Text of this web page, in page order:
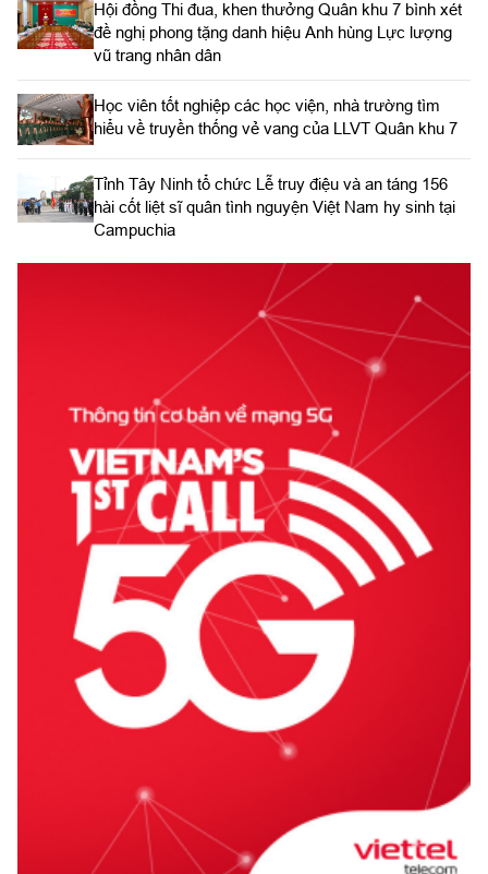
Hội đồng Thi đua, khen thưởng Quân khu 7 bình xét
đề nghị phong tặng danh hiệu Anh hùng Lực lượng
vũ trang nhân dân
Học viên tốt nghiệp các học viện, nhà trường tìm
hiểu về truyền thống vẻ vang của LLVT Quân khu 7
​Tỉnh Tây Ninh tổ chức Lễ truy điệu và an táng 156
hài cốt liệt sĩ quân tình nguyện Việt Nam hy sinh tại
Campuchia